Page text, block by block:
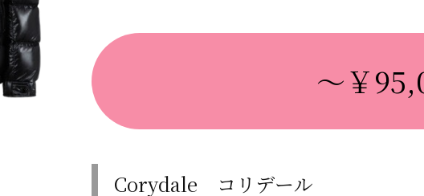
～￥
Corydale コリデール